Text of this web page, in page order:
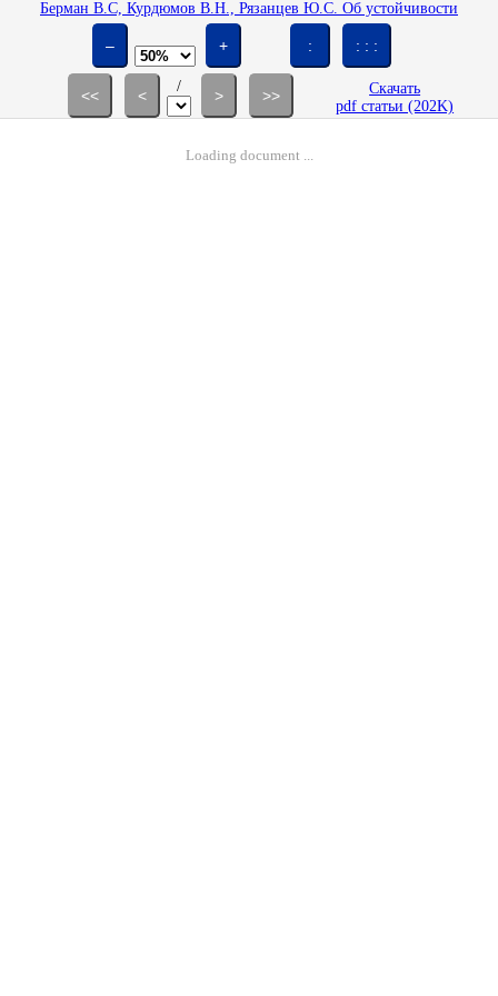
Берман В.С, Курдюмов В.Н., Рязанцев Ю.С. Об устойчивости
стационарных режимов изотермического проточного химического
реактора // Изв. АН СССР. МЖГ. 1985. № 2. С. 179-182.
– + : : : :
<< <
/
> >>
Скачать
pdf статьи (202K)
Loading document ...